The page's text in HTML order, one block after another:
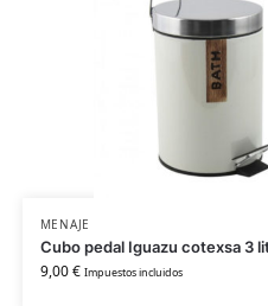
MENAJE
Cubo pedal Iguazu cotexsa 3
9,00€ Impuestos incluidos